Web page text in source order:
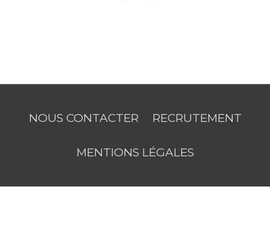
NOUS CONTACTER RECRUTEMENT
MENTIONS LÉGALES